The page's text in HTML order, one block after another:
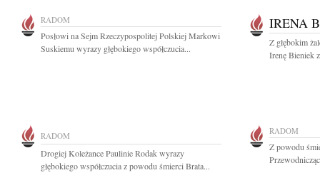
RADOM
Posłowi na Sejm Rzeczypospolitej Polskiej Markowi
Suskiemu wyrazy głębokiego współczucia...
IRENA
Z głębokim
Irenę Bieniek
RADOM
Drogiej Koleżance Paulinie Rodak wyrazy
głębokiego współczucia z powodu śmierci Brata...
RADOM
Z powodu